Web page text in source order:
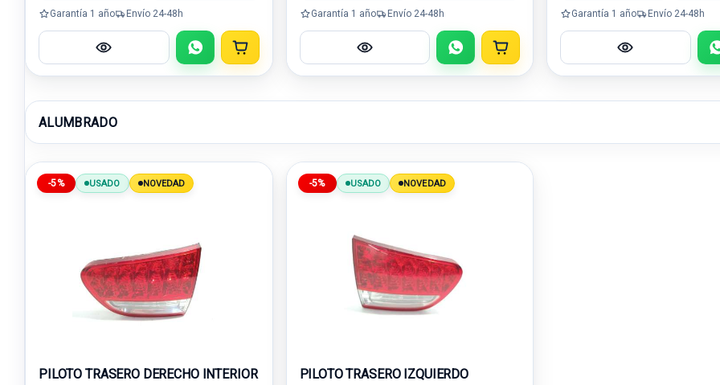
Garantía 1 año Envío 24-48h Garantía 1 año Envío 24-48h Garantía 1 año Envío 24-48h
ALUMBRADO
-5% USADO NOVEDAD
PILOTO TRASERO DERECHO INTERIOR
-5% USADO NOVEDAD
PILOTO TRASERO IZQUIERDO